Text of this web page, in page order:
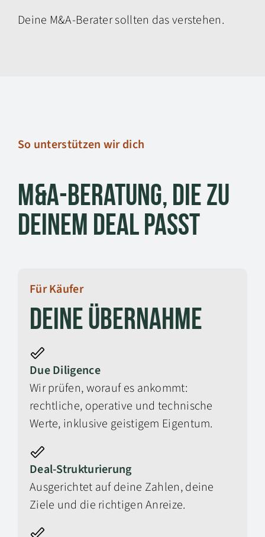
Deine M&A-Berater sollten das verstehen.
So unterstützen wir dich
M&A-Beratung, die zu
deinem Deal passt
Für Käufer
Deine Übernahme
Due Diligence
Wir prüfen, worauf es ankommt:
rechtliche, operative und technische
Werte, inklusive geistigem Eigentum.
Deal-Strukturierung
Ausgerichtet auf deine Zahlen, deine
Ziele und die richtigen Anreize.